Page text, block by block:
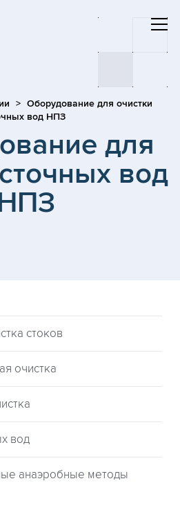
Оборудование для очистки
вод НПЗ
для
вод
стоков
очистка
вод
анаэробные методы